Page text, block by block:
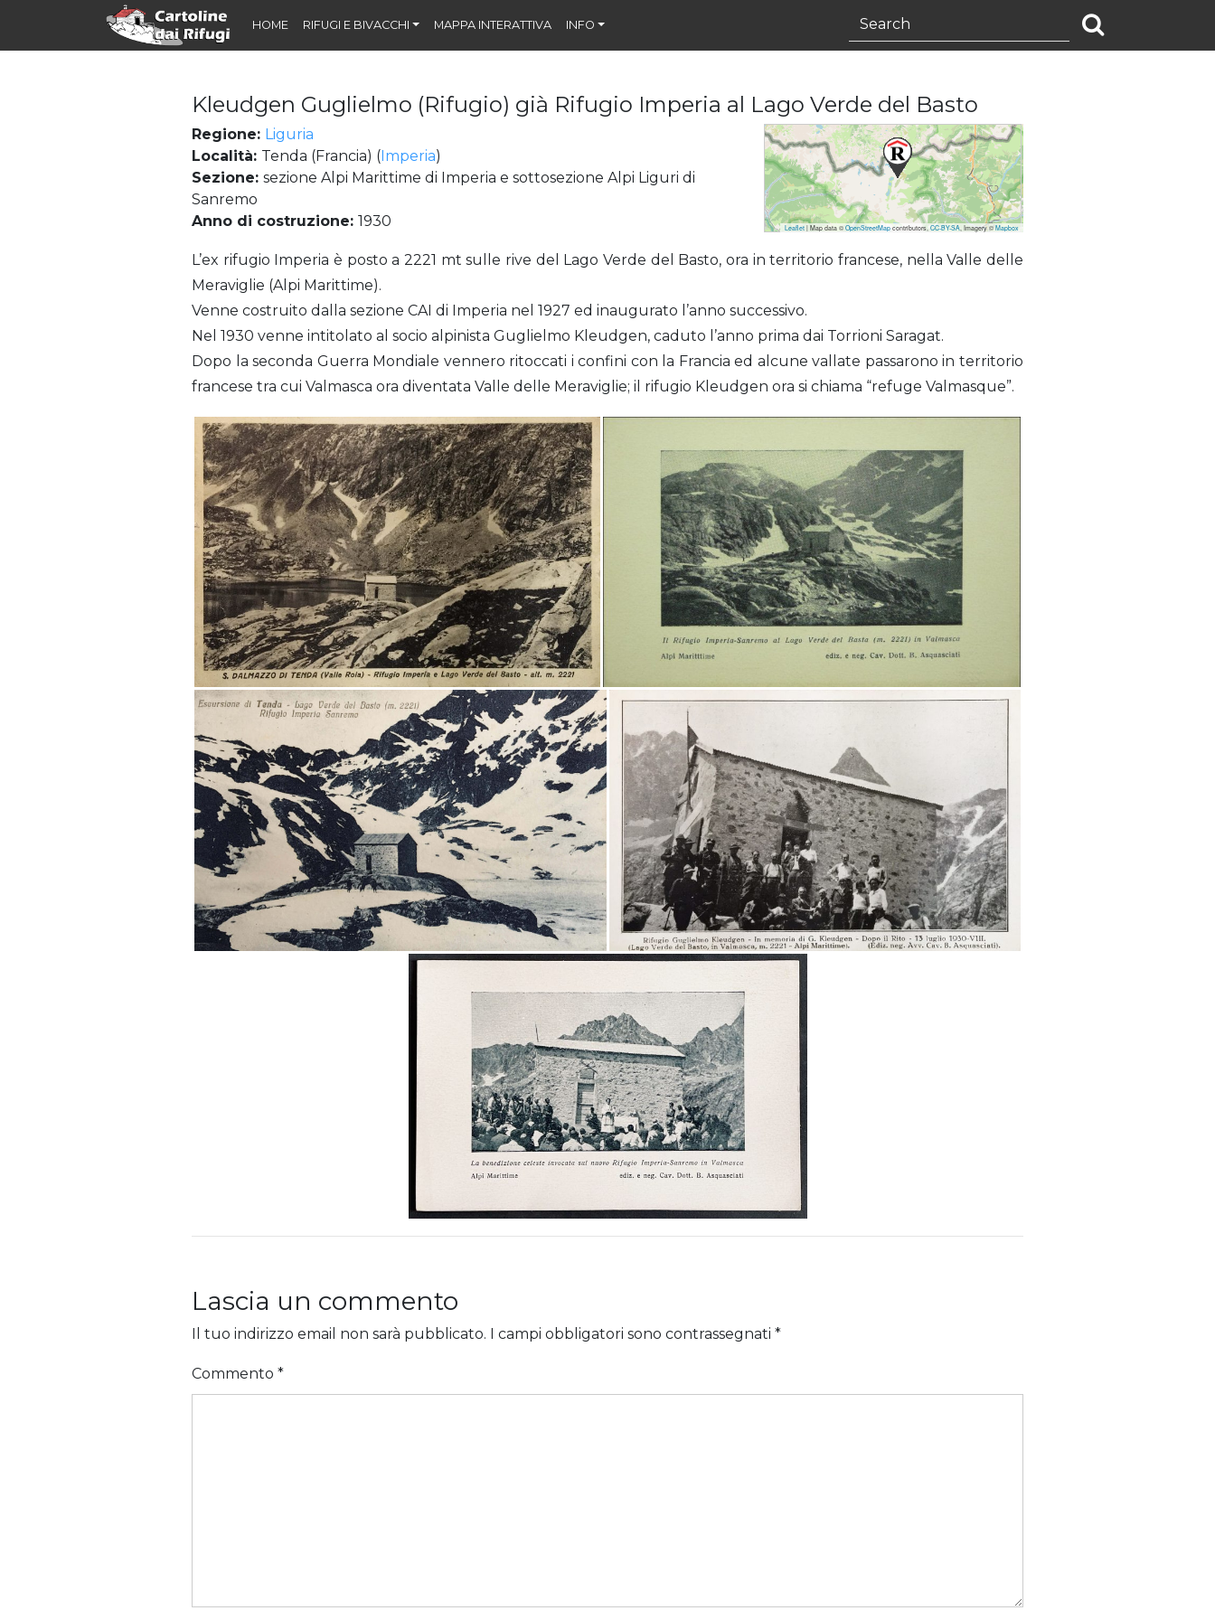
HOME RIFUGI E BIVACCHI MAPPA INTERATTIVA INFO
Kleudgen Guglielmo (Rifugio) già Rifugio Imperia al Lago Verde del Basto
Regione: Liguria
Località: Tenda (Francia) (Imperia)
Sezione: sezione Alpi Marittime di Imperia e sottosezione Alpi Liguri di
Sanremo
Anno di costruzione: 1930 Leaflet| Map data © OpenStreetMapcontributors, CC-BY-SA, Imagery ©Mapbox
L’ex rifugio Imperia è posto a 2221 mt sulle rive del Lago Verde del Basto, ora in territorio francese, nella Valle delle
Meraviglie (Alpi Marittime).
Venne costruito dalla sezione CAI di Imperia nel 1927 ed inaugurato l’anno successivo.
Nel 1930 venne intitolato al socio alpinista Guglielmo Kleudgen, caduto l’anno prima dai Torrioni Saragat.
Dopo la seconda Guerra Mondiale vennero ritoccati i confini con la Francia ed alcune vallate passarono in territorio
francese tra cui Valmasca ora diventata Valle delle Meraviglie; il rifugio Kleudgen ora si chiama “refuge Valmasque”.
Lascia un commento
Il tuo indirizzo email non sarà pubblicato. I campi obbligatori sono contrassegnati *
Commento *